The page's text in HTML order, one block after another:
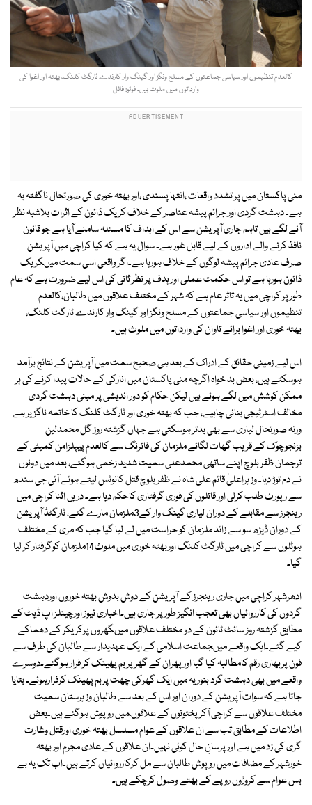
کالعدم تنظیموں اور سیاسی جماعتوں کے مسلح ونگز اور گینگ وار کارندے ٹارگٹ کلنگ، بھتہ اور اغوا کی
وارداتوں میں ملوث ہیں۔ فوٹو: فائل
منی پاکستان میں پر تشدد واقعات ،انتہا پسندی ،اور بھتہ خوری کی صورتحال ناگفتہ بہ
ہے۔ دہشت گردی اور جرائم پیشہ عناصر کے خلاف کریک ڈائون کے اثرات بلاشبہ نظر
آنے لگے ہیں تاہم جاری آپریشن سے اس کے اہداف کا مسئلہ سامنے آیا ہے جو قانون
نافذ کرنے والے اداروں کے لیے قابل غور ہے۔ سوال یہ ہے کہ کیا کراچی میں آپریشن
صرف عادی جرائم پیشہ لوگوں کے خلاف ہورہا ہے۔اگر واقعی اسی سمت میںکریک
ڈائون ہورہا ہے تو اس حکمت عملی اور ہدف پر نظر ثانی کی اس لیے ضرورت ہے کہ عام
طور پر کراچی میں یہ تاثر عام ہے کہ شہر کے مختلف علاقوں میں طالبان،کالعدم
تنظیموں اور سیاسی جماعتوں کے مسلح ونگز اور گینگ وار کارندے ٹارگٹ کلنگ،
بھتہ خوری اور اغوا برائے تاوان کی وارداتوں میں ملوث ہیں۔
اس لیے زمینی حقائق کے ادراک کے بعد ہی صحیح سمت میں آپریشن کے نتائج برآمد
ہوسکتے ہیں، بعض بد خواہ اگرچہ منی پاکستان میں انارکی کے حالات پیدا کرنے کی ہر
ممکن کوشش میں لگے ہوئے ہیں لیکن حکام کو دور اندیشی پر مبنی دہشت گردی
مخالف اسٹرٹیجی بنانی چاہیے، جب کہ بھتہ خوری اور ٹارگٹ کلنگ کا خاتمہ ناگزیر ہے
ورنہ صورتحال لیاری سے بھی بدتر ہوسکتی ہے جہاں گزشتہ روز گل محمدلین
بزنجوچوک کے قریب گھات لگائے ملزمان کی فائرنگ سے کالعدم پیپلزامن کمیٹی کے
ترجمان ظفر بلوچ اپنے ساتھی محمدعلی سمیت شدید زخمی ہوگئے، بعد میں دونوں
نے دم توڑ دیا۔ وزیراعلیٰ قائم علی شاہ نے ظفر بلوچ قتل کانوٹس لیتے ہوئے آئی جی سندھ
سے رپورٹ طلب کرلی اور قاتلوں کی فوری گرفتاری کاحکم دیا ہے۔ دریں اثنا کراچی میں
رینجرز سے مقابلے کے دوران لیاری گینگ وار کے3ملزمان مارے گئے، ٹارگٹڈ آپریشن
کے دوران ڈیڑھ سو سے زائد ملزمان کو حراست میں لے لیا گیا جب کہ مری کے مختلف
ہوٹلوں سے کراچی میں ٹارگٹ کلنگ اوربھتہ خوری میں ملوث14ملزمان کوگرفتار کر لیا
گیا۔
ادھرشہر کراچی میں جاری رینجرز کے آپریشن کے دوش بدوش بھتہ خوروں اوردہشت
گردوں کی کارروائیاں بھی تعجب انگیز طور پر جاری ہیں۔اخباری نیوز اورچینلز اپ ڈیٹ کے
مطابق گزشتہ روز سائٹ ٹائون کے دو مختلف علاقوں میںگھروں پرکریکر کے دھماکے
کیے گئے۔ایک واقعے میںجماعت اسلامی کے ایک عہدیدار سے طالبان کی طرف سے
فون پربھاری رقم کامطالبہ کیا گیا اور پھران کے گھر پر بم پھینک کر فرار ہوگئے۔دوسرے
واقعے میں بھی دہشت گرد بنوریہ میں ایک گھرکی چھت پربم پھینک کرفرارہوئے۔ بتایا
جاتا ہے کہ سوات آپریشن کے دوران اور اس کے بعد سے طالبان وزیرستان سمیت
مختلف علاقوں سے کراچی آکرپختونوں کے علاقوںمیں روپوش ہوگئے ہیں۔بعض
اطلاعات کے مطابق تب سے ان علاقوں کے عوام مسلسل بھتہ خوری اورقتل وغارت
گری کی زد میں ہے اور پرسانِ حال کوئی نہیں۔ان علاقوں کے عادی مجرم اور بھتہ
خورشہر کے مضافات میں روپوش طالبان سے مل کرکارروائیاں کرتے ہیں۔اب تک یہ بے
بس عوام سے کروڑوں روپے کے بھتے وصول کرچکے ہیں۔